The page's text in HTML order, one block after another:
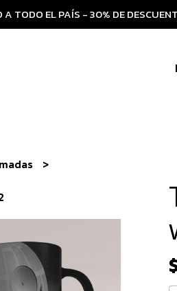
A TODO EL PAÍS - 30% DE